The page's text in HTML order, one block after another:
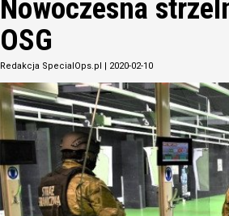
Nowoczesna
OSG
Redakcja SpecialOps.pl | 2020-02-10